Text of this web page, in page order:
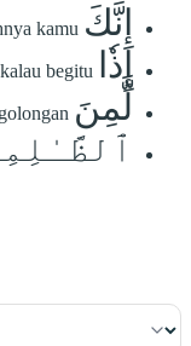
إِنَّكَ kamu
إِذٗا kalau begitu
لَّمِنَ